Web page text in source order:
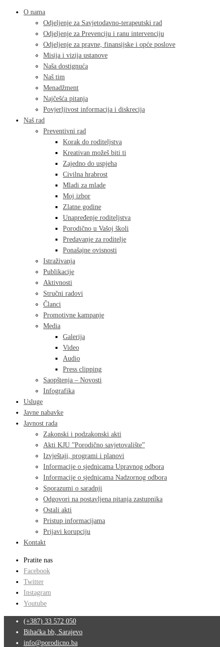
O nama
Odjeljenje za Savjetodavno-terapeutski rad
Odjeljenje za Prevenciju i ranu intervenciju
Odjeljenje za pravne, finansijske i opće poslove
Misija i vizija ustanove
Naša dostignuća
Naš tim
Menadžment
Najčešća pitanja
Povjerljivost informacija i diskrecija
Naš rad
Preventivni rad
Korak do roditeljstva
Kreativan možeš biti ti
Zajedno do uspjeha
Civilna hrabrost
Mladi za mlade
Moj izbor
Zlatne godine
Unapređenje roditeljstva
Porodično u Vašoj školi
Predavanje za roditelje
Ponašajne ovisnosti
Istraživanja
Publikacije
Aktivnosti
Stručni radovi
Članci
Promotivne kampanje
Media
Galerija
Video
Audio
Press clipping
Saopštenja – Novosti
Infografika
Usluge
Javne nabavke
Javnost rada
Zakonski i podzakonski akti
Akti KJU ”Porodično savjetovalište”
Izvještaji, programi i planovi
Informacije o sjednicama Upravnog odbora
Informacije o sjednicama Nadzornog odbora
Sporazumi o saradnji
Odgovori na postavljena pitanja zastupnika
Ostali akti
Pristup informacijama
Prijavi korupciju
Kontakt
Pratite nas
Facebook
Twitter
Instagram
Youtube
(+387) 33 572 050
Bihaćka bb, Sarajevo
info@porodicno.ba